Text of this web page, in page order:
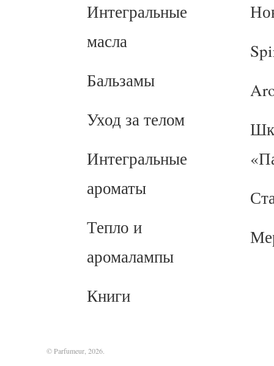
Интегральные
масла
Бальзамы
Уход за телом
Интегральные
ароматы
Тепло и
аромалампы
Книги
© Parfumeur, 2026.